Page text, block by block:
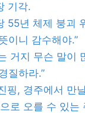
기각.
55년 체제 붕괴
이니 감수해야.”
거지 무슨 말이
질하라.”
핑, 경주에서 만
로 오를 수 있는